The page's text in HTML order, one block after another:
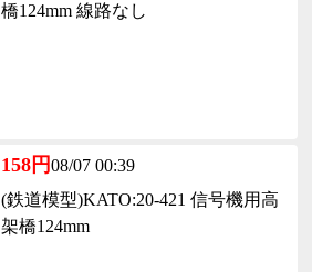
橋124mm 線路なし
158円08/07 00:39
(鉄道模型)KATO:20-421 信号機用高
架橋124mm